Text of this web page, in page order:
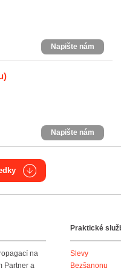
Napište nám
Napište nám
na
Partner a
Praktické
Slevy
Bezšanonu